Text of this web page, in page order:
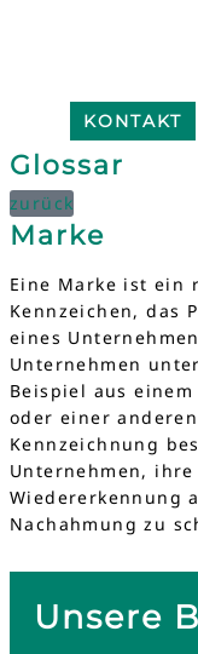
KONTAKT
Glossar
zurück
Marke
Eine Marke ist ein
Kennzeichen, das
eines
Unternehmen
Beispiel aus einem
oder einer
Kennzeichnung
Unternehmen,
Wiedererkennung
Nachahmung zu
Unsere